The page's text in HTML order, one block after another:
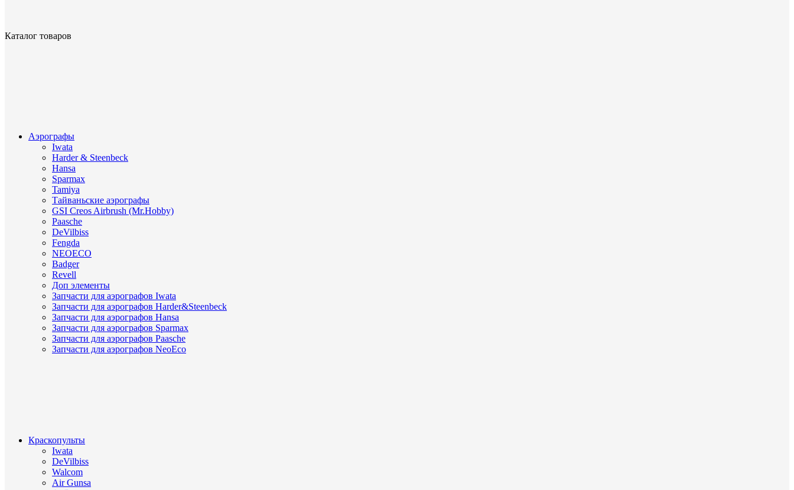
Каталог товаров
Аэрографы
Iwata
Harder & Steenbeck
Hansa
Sparmax
Tamiya
Тайваньские аэрографы
GSI Creos Airbrush (Mr.Hobby)
Paasche
DeVilbiss
Fengda
NEOECO
Badger
Revell
Доп элементы
Запчасти для аэрографов Iwata
Запчасти для аэрографов Harder&Steenbeck
Запчасти для аэрографов Hansa
Запчасти для аэрографов Sparmax
Запчасти для аэрографов Paasche
Запчасти для аэрографов NeoEco
Краскопульты
Iwata
DeVilbiss
Walcom
Air Gunsa